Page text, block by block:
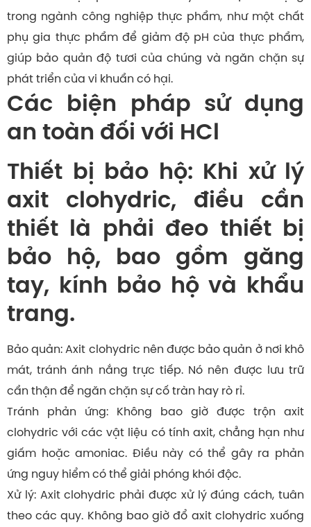
trong ngành công nghiệp thực phẩm, như một chất
phụ gia thực phẩm để giảm độ pH của thực phẩm,
giúp bảo quản độ tươi của chúng và ngăn chặn sự
phát triển của vi khuẩn có hại.
Các biện pháp sử dụng
an toàn đối với HCl
Thiết bị bảo hộ: Khi xử lý
axit clohydric, điều cần
thiết là phải đeo thiết bị
bảo hộ, bao gồm găng
tay, kính bảo hộ và khẩu
trang.
Bảo quản: Axit clohydric nên được bảo quản ở nơi khô
mát, tránh ánh nắng trực tiếp. Nó nên được lưu trữ
cẩn thận để ngăn chặn sự cố tràn hay rò rỉ.
Tránh phản ứng: Không bao giờ được trộn axit
clohydric với các vật liệu có tính axit, chẳng hạn như
giấm hoặc amoniac. Điều này có thể gây ra phản
ứng nguy hiểm có thể giải phóng khói độc.
Xử lý: Axit clohydric phải được xử lý đúng cách, tuân
theo các quy. Không bao giờ đổ axit clohydric xuống